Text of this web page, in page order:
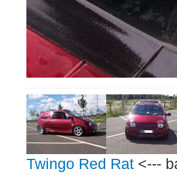
Twingo Red Rat<---